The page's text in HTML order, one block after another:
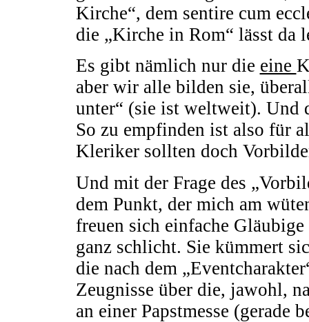
Kirche“, dem sentire cum
die „Kirche in Rom“ lässt da
Es gibt nämlich nur die eine
aber wir alle bilden sie,
unter“ (sie ist weltweit). Und
So zu empfinden ist also für
Kleriker sollten doch
Und mit der Frage des
dem Punkt, der mich am
freuen sich einfache
ganz schlicht. Sie kümmert
die nach dem
Zeugnisse über die, jawohl,
an einer Papstmesse (gerade